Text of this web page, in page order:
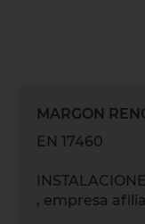
MARGON
EN 17460
, empresa